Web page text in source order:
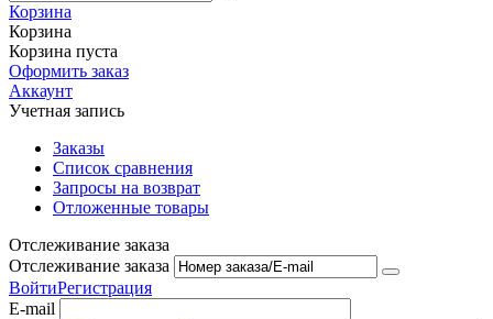
Корзина
Корзина
Корзина пуста
Оформить заказ
Аккаунт
Учетная запись
Заказы
Список сравнения
Запросы на возврат
Отложенные товары
Отслеживание заказа
Отслеживание заказа
ВойтиРегистрация
E-mail